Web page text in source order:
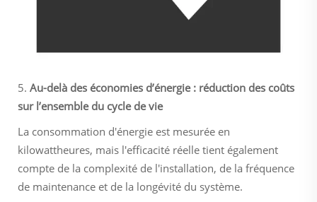
5. Au-delà des économies d’énergie : réduction des coûts
sur l’ensemble du cycle de vie
La consommation d'énergie est mesurée en
kilowattheures, mais l'efficacité réelle tient également
compte de la complexité de l'installation, de la fréquence
de maintenance et de la longévité du système.